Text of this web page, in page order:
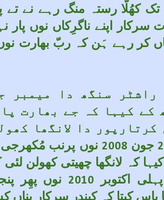
کھُلّا رستہ منگ رہے نے تے
سرکار اپنے ناگرِکاں نوں پار
کر رہے ہَن کہ ربّ بھارت
کے کیہا کہ جے بھارت
دا لانگھا
جس کرکے ہفتے بعد ہی 28 جون 2008 نوں
کہ لانگھا چھیتی کھولن لئی
شُرُوع کِیتی جا رہی اے۔ پہلی